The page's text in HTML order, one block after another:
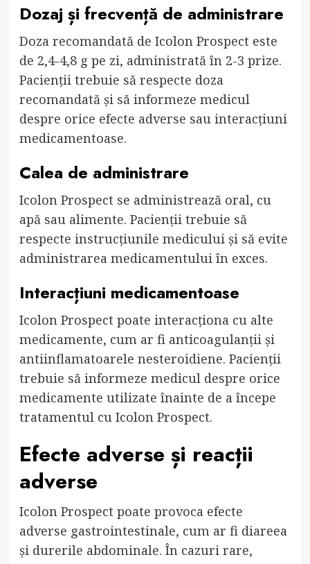
Dozaj și frecvență de administrare
Doza recomandată de Icolon Prospect este
de 2,4-4,8 g pe zi, administrată în 2-3 prize.
Pacienții trebuie să respecte doza
recomandată și să informeze medicul
despre orice efecte adverse sau interacțiuni
medicamentoase.
Calea de administrare
Icolon Prospect se administrează oral, cu
apă sau alimente. Pacienții trebuie să
respecte instrucțiunile medicului și să evite
administrarea medicamentului în exces.
Interacțiuni medicamentoase
Icolon Prospect poate interacționa cu alte
medicamente, cum ar fi anticoagulanții și
antiinflamatoarele nesteroidiene. Pacienții
trebuie să informeze medicul despre orice
medicamente utilizate înainte de a începe
tratamentul cu Icolon Prospect.
Efecte adverse și reacții
adverse
Icolon Prospect poate provoca efecte
adverse gastrointestinale, cum ar fi diareea
și durerile abdominale. În cazuri rare,